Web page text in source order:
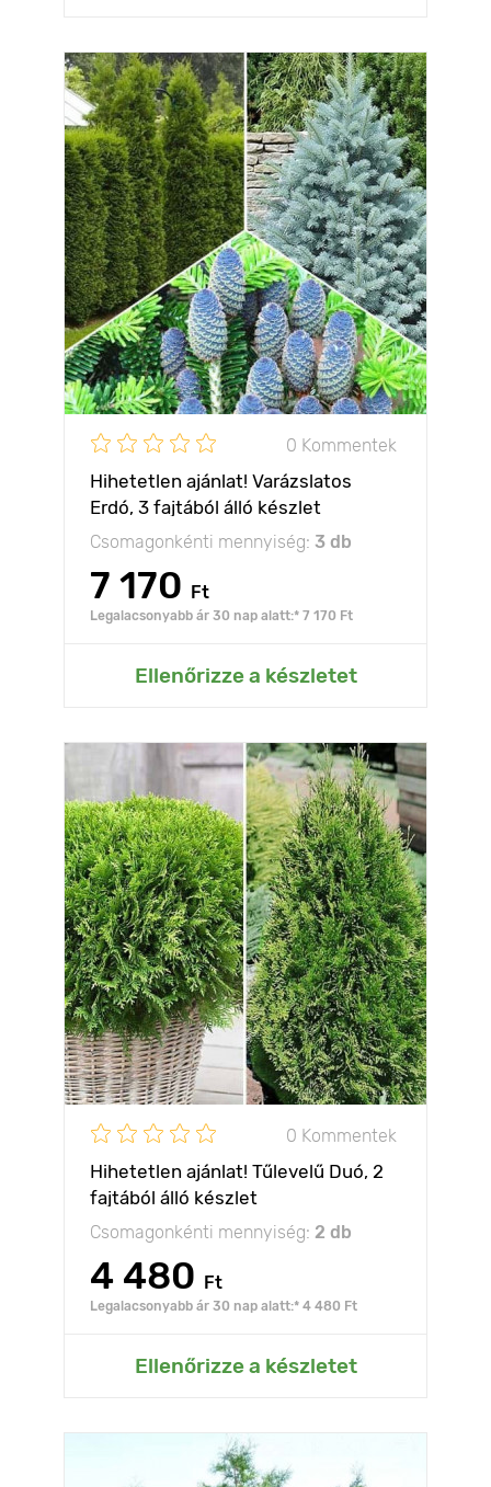
0 Kommentek
Hihetetlen ajánlat! Varázslatos
Erdó, 3 fajtából álló készlet
Csomagonkénti mennyiség: 3 db
7 170 Ft
Legalacsonyabb ár 30 nap alatt:* 7 170 Ft
Ellenőrizze a készletet
0 Kommentek
Hihetetlen ajánlat! Tűlevelű Duó, 2
fajtából álló készlet
Csomagonkénti mennyiség: 2 db
4 480 Ft
Legalacsonyabb ár 30 nap alatt:* 4 480 Ft
Ellenőrizze a készletet